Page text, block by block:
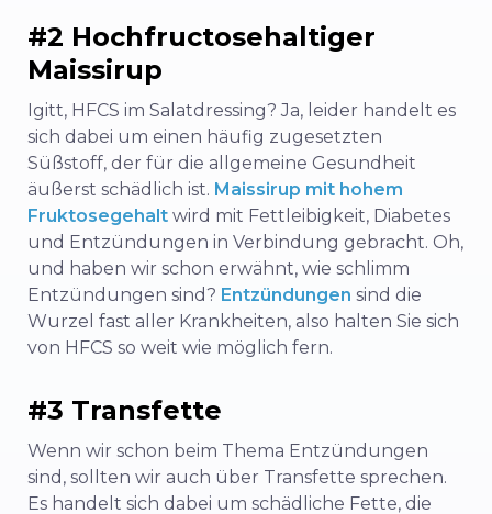
#2 Hochfructosehaltiger
Maissirup
Igitt, HFCS im Salatdressing? Ja, leider handelt es
sich dabei um einen häufig zugesetzten
Süßstoff, der für die allgemeine Gesundheit
äußerst schädlich ist. Maissirup mit hohem
Fruktosegehalt wird mit Fettleibigkeit, Diabetes
und Entzündungen in Verbindung gebracht. Oh,
und haben wir schon erwähnt, wie schlimm
Entzündungen sind? Entzündungen sind die
Wurzel fast aller Krankheiten, also halten Sie sich
von HFCS so weit wie möglich fern.
#3 Transfette
Wenn wir schon beim Thema Entzündungen
sind, sollten wir auch über Transfette sprechen.
Es handelt sich dabei um schädliche Fette, die